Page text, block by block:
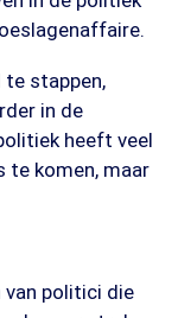
te stappen,
in de
heeft veel
te komen, maar
politici die